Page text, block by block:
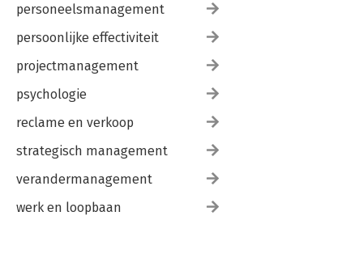
personeelsmanagement
persoonlijke effectiviteit
projectmanagement
psychologie
reclame en verkoop
strategisch management
verandermanagement
werk en loopbaan